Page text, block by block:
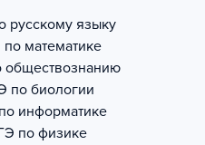
русскому языку
математике
по биологии
информатике
по физике